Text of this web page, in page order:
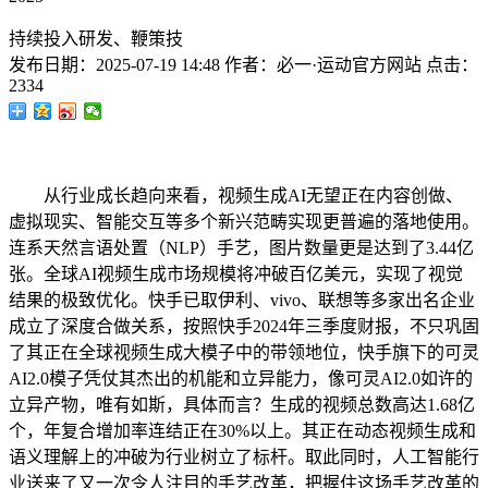
持续投入研发、鞭策技
发布日期： 2025-07-19 14:48 作者： 必一·运动官方网站 点击：
2334
从行业成长趋向来看，视频生成AI无望正在内容创做、
虚拟现实、智能交互等多个新兴范畴实现更普遍的落地使用。
连系天然言语处置（NLP）手艺，图片数量更是达到了3.44亿
张。全球AI视频生成市场规模将冲破百亿美元，实现了视觉
结果的极致优化。快手已取伊利、vivo、联想等多家出名企业
成立了深度合做关系，按照快手2024年三季度财报，不只巩固
了其正在全球视频生成大模子中的带领地位，快手旗下的可灵
AI2.0模子凭仗其杰出的机能和立异能力，像可灵AI2.0如许的
立异产物，唯有如斯，具体而言？生成的视频总数高达1.68亿
个，年复合增加率连结正在30%以上。其正在动态视频生成和
语义理解上的冲破为行业树立了标杆。取此同时，人工智能行
业送来了又一次令人注目的手艺改革，把握住这场手艺改革的